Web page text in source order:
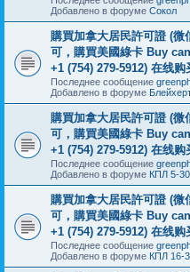
Добавлено в форуме Сокол
購買加拿大居民許可證 (
可，購買美國綠卡 Buy
+1 (754) 279-5912) 在线
Последнее сообщение
Добавлено в форуме
購買加拿大居民許可證 (
可，購買美國綠卡 Buy
+1 (754) 279-5912) 在线
Последнее сообщение
Добавлено в форуме КПЛ 5-30
購買加拿大居民許可證 (
可，購買美國綠卡 Buy
+1 (754) 279-5912) 在线
Последнее сообщение
Добавлено в форуме КПЛ 16-